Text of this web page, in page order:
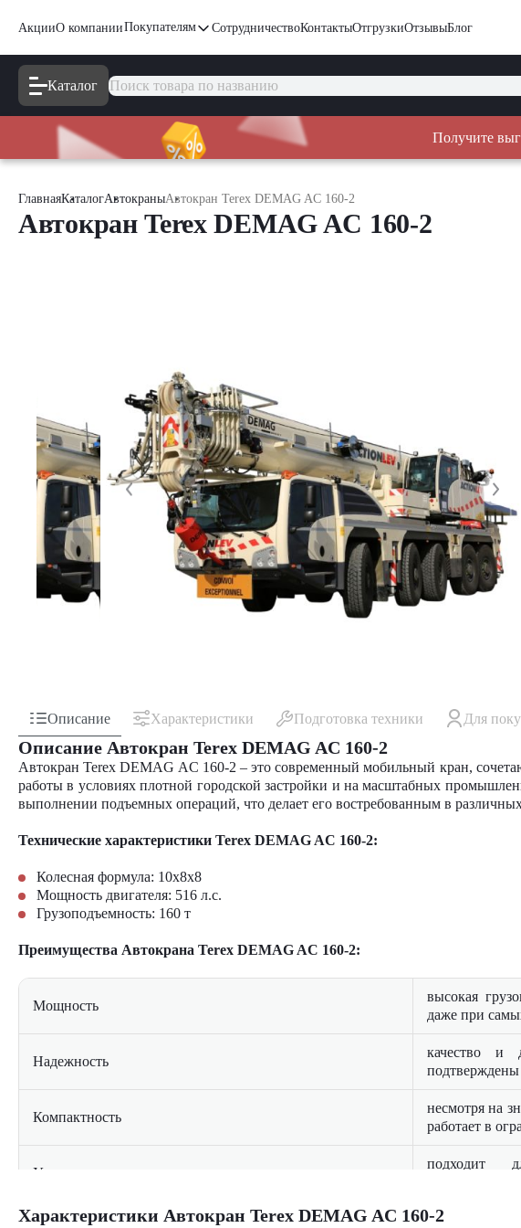
АкцииО компанииПокупателям СотрудничествоКонтактыОтгрузкиОтзывыБлог
Каталог
Получите
ГлавнаяКаталогАвтокраныАвтокран Terex DEMAG AC 160-2
Автокран Terex DEMAG AC 160-2
Описание Характеристики Подготовка техники Для
Описание Автокран Terex DEMAG AC 160-2
Автокран Terex DEMAG AC 160-2 – это современный мобильный кран,
работы в условиях плотной городской застройки и на масштабных
выполнении подъемных операций, что делает его востребованным в
Технические характеристики Terex DEMAG AC 160-2:
Колесная формула: 10x8x8
Мощность двигателя: 516 л.с.
Грузоподъемность: 160 т
Преимущества Автокрана Terex DEMAG AC 160-2:
Мощность
высокая
даже при
Надежность
качество и
Компактность
несмотря на
работает в
Универсальность
подходит
энергетики и
двигатель
Характеристики Автокран Terex DEMAG AC 160-2